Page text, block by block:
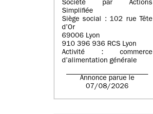
Société par Actions
Simplifiée
Siège social : 102 rue Tête
d’Or
69006 Lyon
910 396 936 RCS Lyon
Activité : commerce
d’alimentation générale
Annonce parue le
07/08/2026